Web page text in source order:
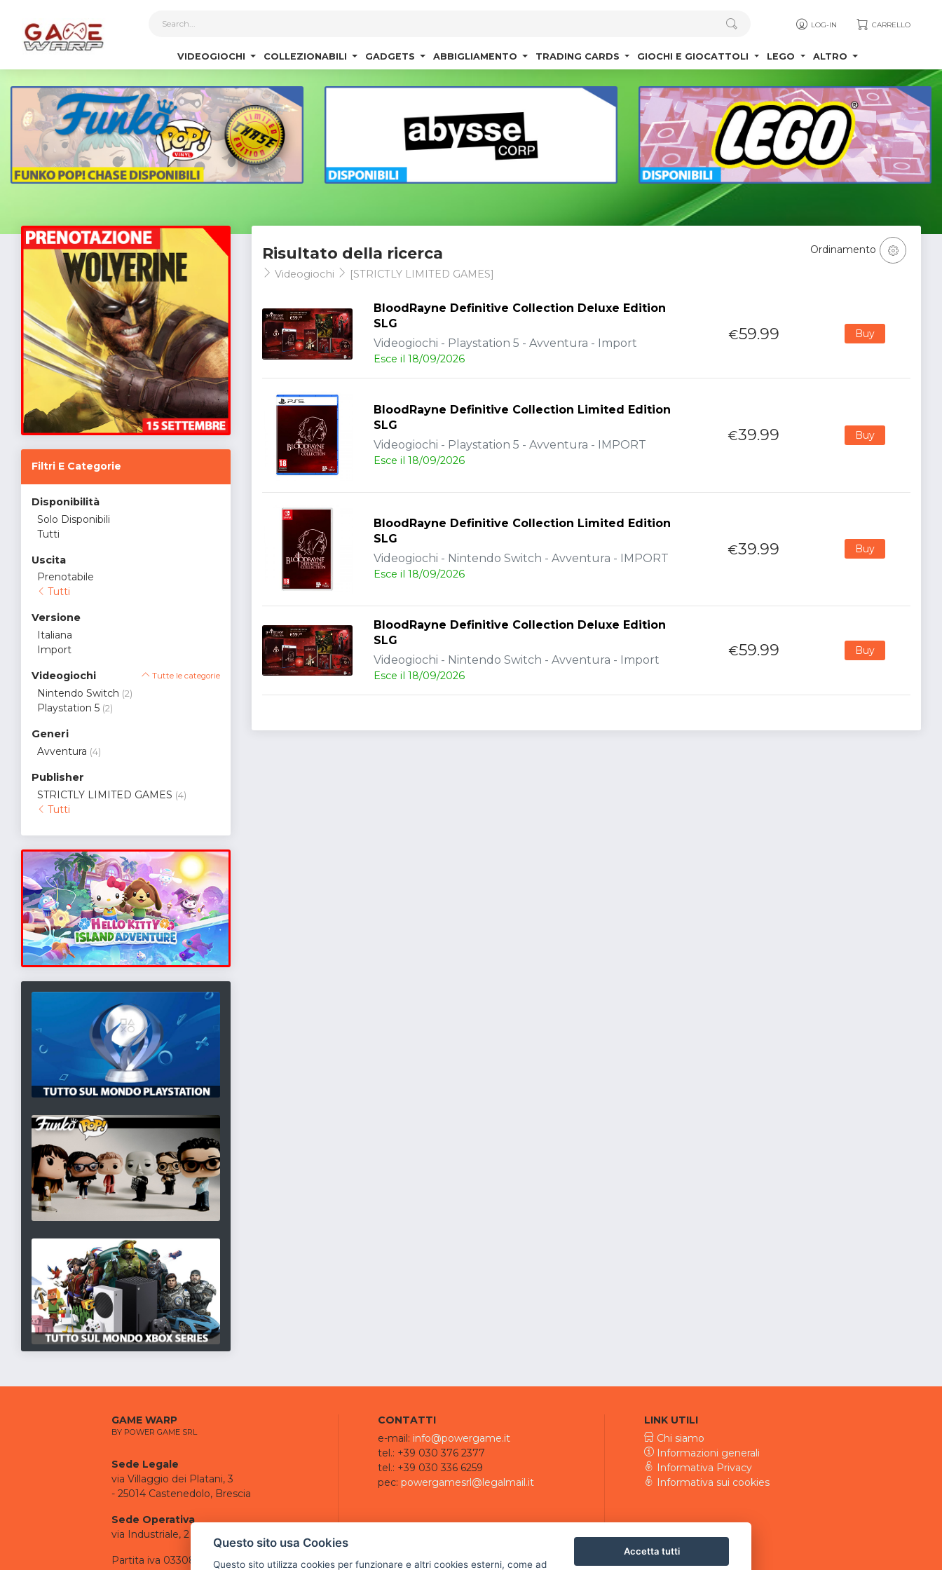
LOG-IN CARRELLO
VIDEOGIOCHI COLLEZIONABILI GADGETS ABBIGLIAMENTO TRADING CARDS GIOCHI E GIOCATTOLI LEGO ALTRO
Filtri E Categorie
Disponibilità
Solo Disponibili
Tutti
Uscita
Prenotabile
Tutti
Versione
Italiana
Import
Videogiochi Tutte le categorie
Nintendo Switch (2)
Playstation 5 (2)
Generi
Avventura (4)
Publisher
STRICTLY LIMITED GAMES (4)
Tutti
Risultato della ricerca
Videogiochi [STRICTLY LIMITED GAMES]
Ordinamento
BloodRayne Definitive Collection Deluxe Edition
SLG
Videogiochi - Playstation 5 - Avventura - Import
Esce il 18/09/2026
€59.99 Buy
BloodRayne Definitive Collection Limited Edition
SLG
Videogiochi - Playstation 5 - Avventura - IMPORT
Esce il 18/09/2026
€39.99 Buy
BloodRayne Definitive Collection Limited Edition
SLG
Videogiochi - Nintendo Switch - Avventura - IMPORT
Esce il 18/09/2026
€39.99 Buy
BloodRayne Definitive Collection Deluxe Edition
SLG
Videogiochi - Nintendo Switch - Avventura - Import
Esce il 18/09/2026
€59.99 Buy
GAME WARP
BY POWER GAME SRL
Sede Legale
via Villaggio dei Platani, 3
- 25014 Castenedolo, Brescia
Sede Operativa
via Industriale, 2 - 25082 Botticino, BS
Partita iva 03308130982
CONTATTI
e-mail: info@powergame.it
tel.: +39 030 376 2377
tel.: +39 030 336 6259
pec: powergamesrl@legalmail.it
LINK UTILI
Chi siamo
Informazioni generali
Informativa Privacy
Informativa sui cookies
Questo sito usa Cookies
Questo sito utilizza cookies per funzionare e altri cookies esterni, come ad
Accetta tutti